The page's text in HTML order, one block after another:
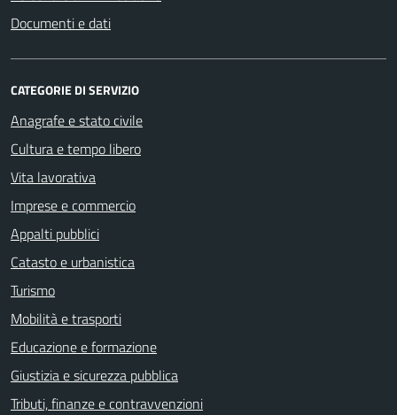
Documenti e dati
CATEGORIE DI SERVIZIO
Anagrafe e stato civile
Cultura e tempo libero
Vita lavorativa
Imprese e commercio
Appalti pubblici
Catasto e urbanistica
Turismo
Mobilità e trasporti
Educazione e formazione
Giustizia e sicurezza pubblica
Tributi, finanze e contravvenzioni